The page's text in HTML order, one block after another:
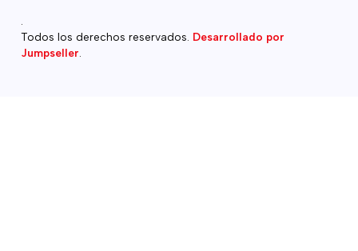
.
Todos los derechos reservados. Desarrollado por
Jumpseller.